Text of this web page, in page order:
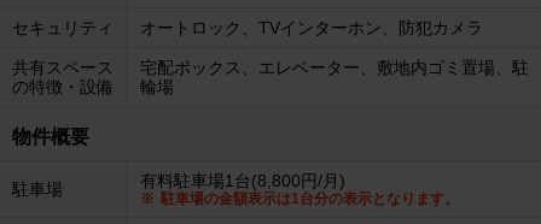
セキュリティ オートロック、TVインターホン、防犯カメラ
共有スペース
の特徴・設備
宅配ボックス、エレベーター、敷地内ゴミ置場、駐
輪場
物件概要
駐車場 有料駐車場1台(8,800円/月)
駐車場の金額表示は1台分の表示となります。